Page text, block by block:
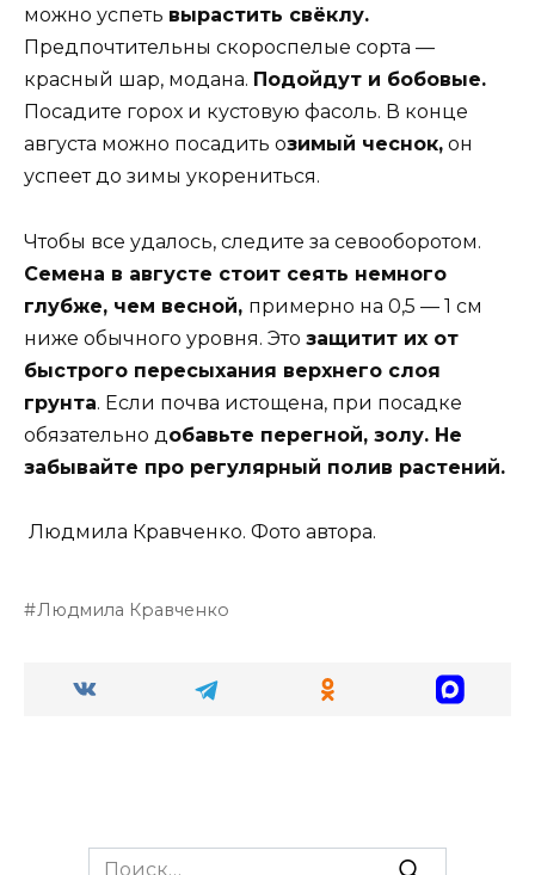
можно успеть вырастить свёклу.
Предпочтительны скороспелые сорта —
красный шар, модана. Подойдут и бобовые.
Посадите горох и кустовую фасоль. В конце
августа можно посадить озимый чеснок, он
успеет до зимы укорениться.
Чтобы все удалось, следите за севооборотом.
Семена в августе стоит сеять немного
глубже, чем весной, примерно на 0,5 — 1 см
ниже обычного уровня. Это защитит их от
быстрого пересыхания верхнего слоя
грунта. Если почва истощена, при посадке
обязательно д обавьте перегной, золу. Не
забывайте про регулярный полив растений.
Людмила Кравченко. Фото автора.
Людмила Кравченко
Search